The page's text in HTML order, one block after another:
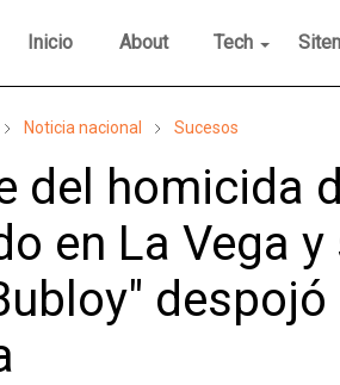
Inicio About Tech
Noticia nacional Sucesos
del homicida
en La Vega y